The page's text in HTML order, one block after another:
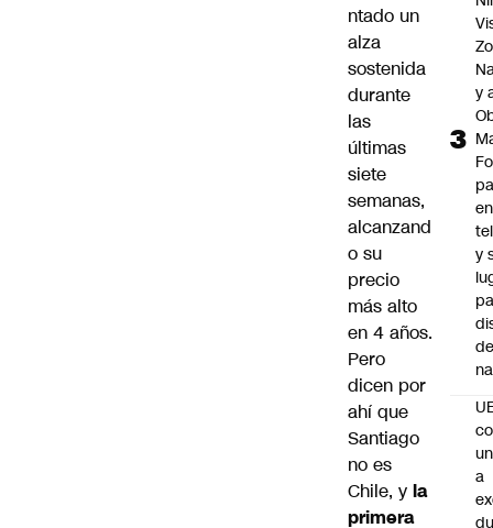
ntado un
alza
sostenida
durante
las
últimas
siete
semanas,
alcanzand
o su
precio
más alto
en 4 años.
Pero
dicen por
ahí que
Santiago
no es
Chile, y la
primera
y
en
y
a